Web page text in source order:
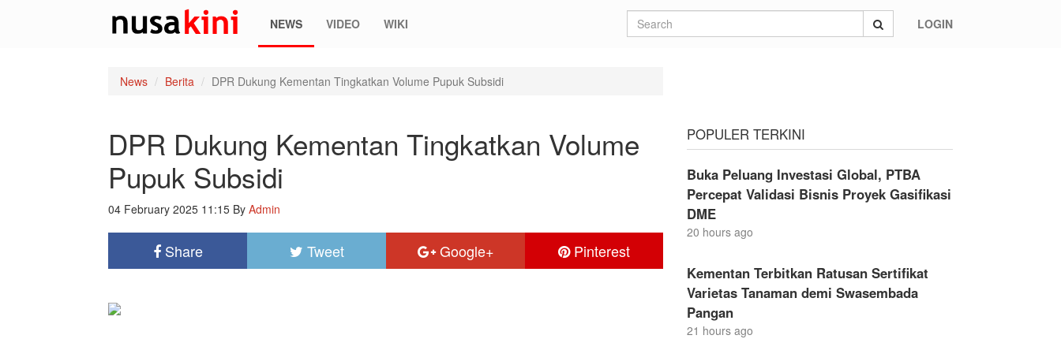
NEWS VIDEO WIKI LOGIN
News Berita DPR Dukung Kementan Tingkatkan Volume Pupuk Subsidi
DPR Dukung Kementan Tingkatkan Volume
Pupuk Subsidi
04 February 2025 11:15 By Admin
Share Tweet Google+ Pinterest
POPULER TERKINI
Buka Peluang Investasi Global, PTBA
Percepat Validasi Bisnis Proyek Gasifikasi
DME
20 hours ago
Kementan Terbitkan Ratusan Sertifikat
Varietas Tanaman demi Swasembada
Pangan
21 hours ago